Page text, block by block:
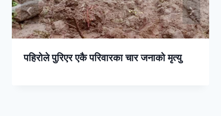
पहिरोले पुरिएर एकै परिवारका चार जनाको मृत्यु